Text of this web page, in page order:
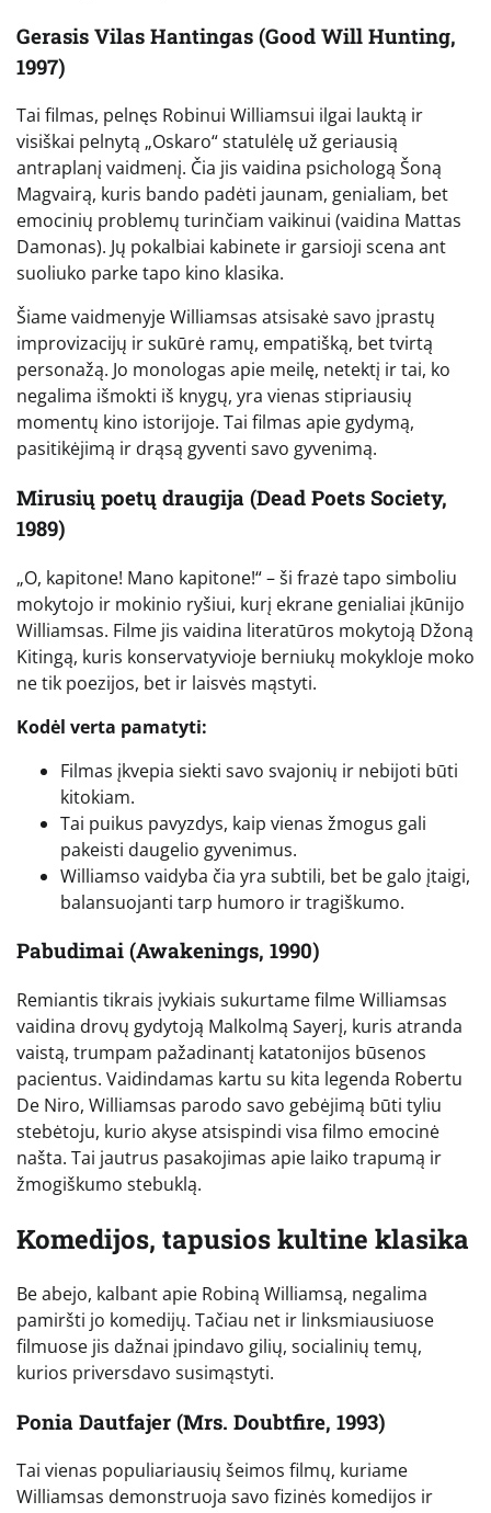
Gerasis Vilas Hantingas (Good Will Hunting,
1997)
Tai filmas, pelnęs Robinui Williamsui ilgai lauktą ir
visiškai pelnytą „Oskaro“ statulėlę už geriausią
antraplanį vaidmenį. Čia jis vaidina psichologą Šoną
Magvairą, kuris bando padėti jaunam, genialiam, bet
emocinių problemų turinčiam vaikinui (vaidina Mattas
Damonas). Jų pokalbiai kabinete ir garsioji scena ant
suoliuko parke tapo kino klasika.
Šiame vaidmenyje Williamsas atsisakė savo įprastų
improvizacijų ir sukūrė ramų, empatišką, bet tvirtą
personažą. Jo monologas apie meilę, netektį ir tai, ko
negalima išmokti iš knygų, yra vienas stipriausių
momentų kino istorijoje. Tai filmas apie gydymą,
pasitikėjimą ir drąsą gyventi savo gyvenimą.
Mirusių poetų draugija (Dead Poets Society,
1989)
„O, kapitone! Mano kapitone!“ – ši frazė tapo simboliu
mokytojo ir mokinio ryšiui, kurį ekrane genialiai įkūnijo
Williamsas. Filme jis vaidina literatūros mokytoją Džoną
Kitingą, kuris konservatyvioje berniukų mokykloje moko
ne tik poezijos, bet ir laisvės mąstyti.
Kodėl verta pamatyti:
Filmas įkvepia siekti savo svajonių ir nebijoti būti
kitokiam.
Tai puikus pavyzdys, kaip vienas žmogus gali
pakeisti daugelio gyvenimus.
Williamso vaidyba čia yra subtili, bet be galo įtaigi,
balansuojanti tarp humoro ir tragiškumo.
Pabudimai (Awakenings, 1990)
Remiantis tikrais įvykiais sukurtame filme Williamsas
vaidina drovų gydytoją Malkolmą Sayerį, kuris atranda
vaistą, trumpam pažadinantį katatonijos būsenos
pacientus. Vaidindamas kartu su kita legenda Robertu
De Niro, Williamsas parodo savo gebėjimą būti tyliu
stebėtoju, kurio akyse atsispindi visa filmo emocinė
našta. Tai jautrus pasakojimas apie laiko trapumą ir
žmogiškumo stebuklą.
Komedijos, tapusios kultine klasika
Be abejo, kalbant apie Robiną Williamsą, negalima
pamiršti jo komedijų. Tačiau net ir linksmiausiuose
filmuose jis dažnai įpindavo gilių, socialinių temų,
kurios priversdavo susimąstyti.
Ponia Dautfajer (Mrs. Doubtfire, 1993)
Tai vienas populiariausių šeimos filmų, kuriame
Williamsas demonstruoja savo fizinės komedijos ir